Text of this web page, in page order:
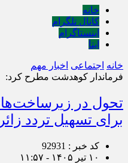
خانه
کانال تلگرام
اینستاگرام
ایتا
خانه اجتماعی اخبار مهم
فرماندار کوهدشت مطرح کرد:
تحول در
برای تسهیل تردد
کد خبر : 92931
۱۰ تیر ۱۴۰۵ - ۱۱:۵۷